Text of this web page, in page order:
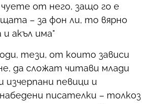
от него, защо го е
– за фон ли, то вярно
и акъл има"
тези, от които зависи
да сложат читави млади
изчерпани певици и
писателки – толкоз